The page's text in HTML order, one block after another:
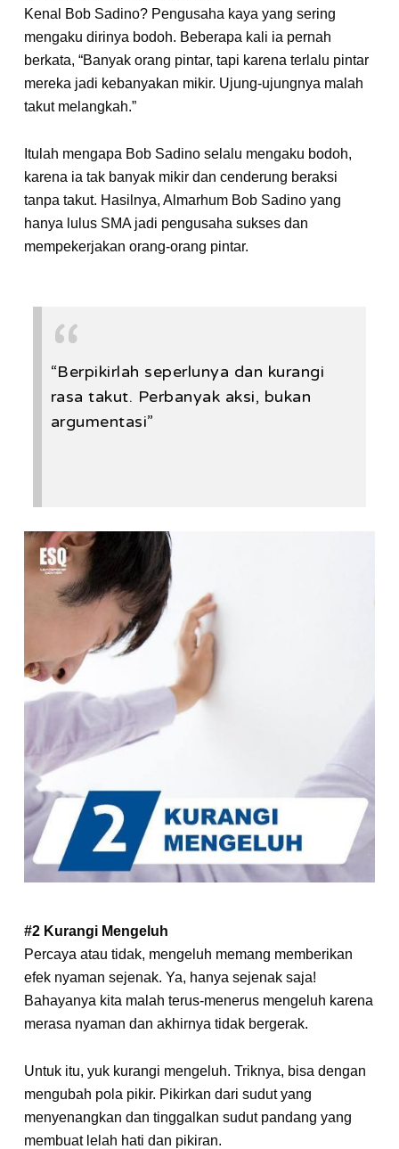
Kenal Bob Sadino? Pengusaha kaya yang sering
mengaku dirinya bodoh. Beberapa kali ia pernah
berkata, “Banyak orang pintar, tapi karena terlalu pintar
mereka jadi kebanyakan mikir. Ujung-ujungnya malah
takut melangkah.”
Itulah mengapa Bob Sadino selalu mengaku bodoh,
karena ia tak banyak mikir dan cenderung beraksi
tanpa takut. Hasilnya, Almarhum Bob Sadino yang
hanya lulus SMA jadi pengusaha sukses dan
mempekerjakan orang-orang pintar.
“Berpikirlah seperlunya dan kurangi
rasa takut. Perbanyak aksi, bukan
argumentasi”
#2 Kurangi Mengeluh
Percaya atau tidak, mengeluh memang memberikan
efek nyaman sejenak. Ya, hanya sejenak saja!
Bahayanya kita malah terus-menerus mengeluh karena
merasa nyaman dan akhirnya tidak bergerak.
Untuk itu, yuk kurangi mengeluh. Triknya, bisa dengan
mengubah pola pikir. Pikirkan dari sudut yang
menyenangkan dan tinggalkan sudut pandang yang
membuat lelah hati dan pikiran.